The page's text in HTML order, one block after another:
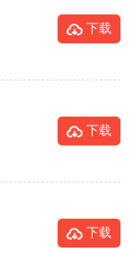
下载
下载
下载